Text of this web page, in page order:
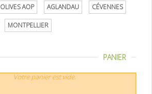
OLIVES AOP AGLANDAU CÉVENNES
MONTPELLIER
PANIER
Votre panier est vide.